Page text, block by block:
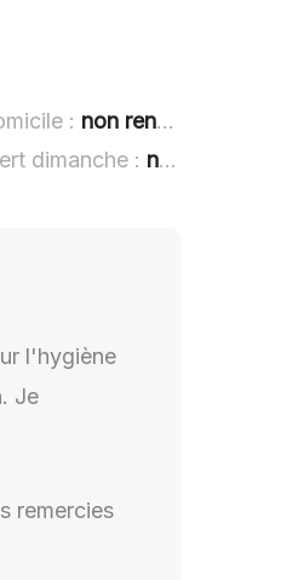
: non renseigné
dimanche : non renseigné
l'hygiène
Je
remercies